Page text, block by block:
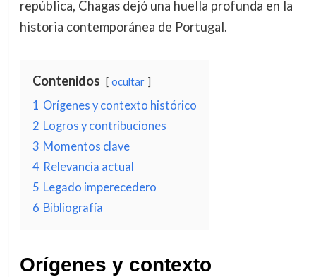
república, Chagas dejó una huella profunda en la
historia contemporánea de Portugal.
Contenidos ocultar
1 Orígenes y contexto histórico
2 Logros y contribuciones
3 Momentos clave
4 Relevancia actual
5 Legado imperecedero
6 Bibliografía
Orígenes y contexto